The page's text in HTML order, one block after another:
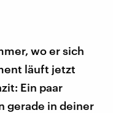
wo er sich
läuft jetzt
Ein paar
gerade in deiner